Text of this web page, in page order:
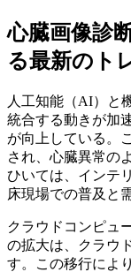
心臓画像診
る最新のト
人工知能（AI）と
統合する動きが加
が向上している。
され、心臓異常の
ひいては、インテ
床現場での普及と
クラウドコンピュ
の拡大は、クラウ
す。この移行によ